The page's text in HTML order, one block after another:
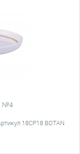
№4
18CP18 BOTAN